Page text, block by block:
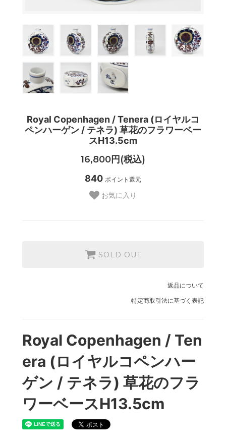
Royal Copenhagen / Tenera (ロイヤルコ
ペンハーゲン / テネラ) 草花のフラワーベー
スH13.5cm
16,800円(税込)
840 ポイント還元
お気に入り
SOLD OUT
返品について
特定商取引法に基づく表記
Royal Copenhagen / Ten
era (ロイヤルコペンハー
ゲン / テネラ) 草花のフラ
ワーベースH13.5cm